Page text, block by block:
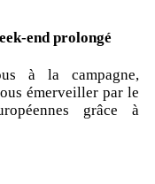
end prolongé
à la campagne,
émerveiller par le
grâce à